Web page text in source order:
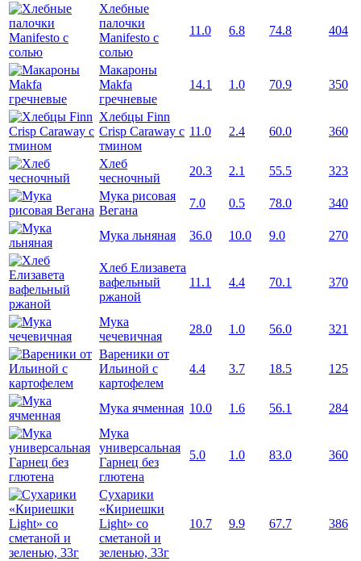
Хлебные
палочки
Manifesto с
солью
11.0 6.8 74.8 404
Макароны
Makfa
гречневые
14.1 1.0 70.9 350
Хлебцы Finn
Crisp Caraway с
тмином
11.0 2.4 60.0 360
Хлеб
чесночный
20.3 2.1 55.5
323
Мука рисовая
Вегана
7.0 0.5 78.0 340
Мука льняная 36.0 10.0 9.0 270
Хлеб Елизавета
вафельный
ржаной
11.1 4.4 70.1 370
Мука
чечевичная
28.0 1.0 56.0
321
Вареники от
Ильиной с
картофелем
4.4 3.7 18.5 125
Мука ячменная 10.0 1.6 56.1
284
Мука
универсальная
Гарнец без
глютена
5.0 1.0 83.0 360
Сухарики
«Кириешки
Light» со
сметаной и
зеленью, 33г
10.7 9.9 67.7 386